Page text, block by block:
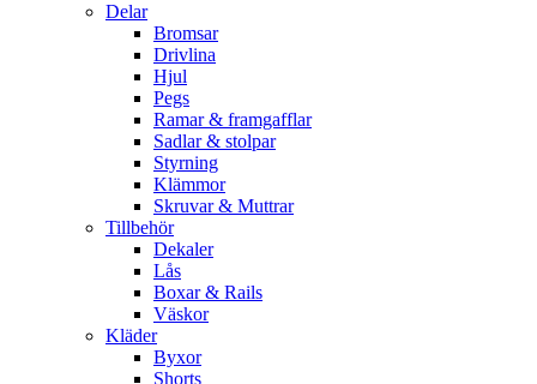
Delar
Bromsar
Drivlina
Hjul
Pegs
Ramar & framgafflar
Sadlar & stolpar
Styrning
Klämmor
Skruvar & Muttrar
Tillbehör
Dekaler
Lås
Boxar & Rails
Väskor
Kläder
Byxor
Shorts